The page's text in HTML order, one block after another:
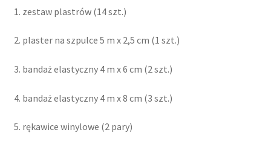
1. zestaw plastrów (14 szt.)
2. plaster na szpulce 5 m x 2,5 cm (1 szt.)
3. bandaż elastyczny 4 m x 6 cm (2 szt.)
4. bandaż elastyczny 4 m x 8 cm (3 szt.)
5. rękawice winylowe (2 pary)